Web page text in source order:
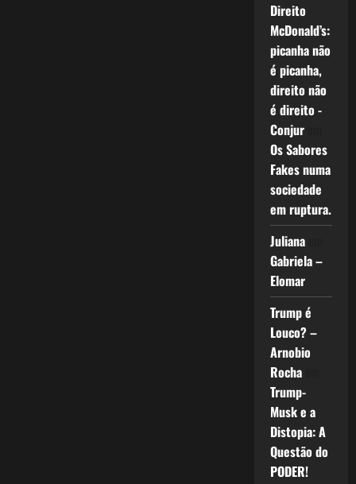
Direito
McDonald’s:
picanha não
é picanha,
direito não
é direito -
Conjurem
Os Sabores
Fakes numa
sociedade
em ruptura.
Julianaem
Gabriela –
Elomar
Trump é
Louco? –
Arnobio
Rochaem
Trump-
Musk e a
Distopia: A
Questão do
PODER!